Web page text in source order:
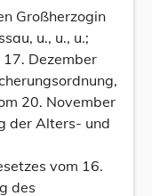
Großherzogin
u., u., u.;
17. Dezember
20. November
der Alters- und
vom 16.
des